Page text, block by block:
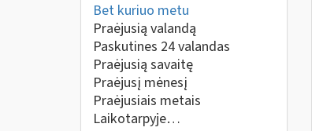
Bet kuriuo metu
Praėjusią valandą
Paskutines 24 valandas
Praėjusią savaitę
Praėjusį mėnesį
Praėjusiais metais
Laikotarpyje…